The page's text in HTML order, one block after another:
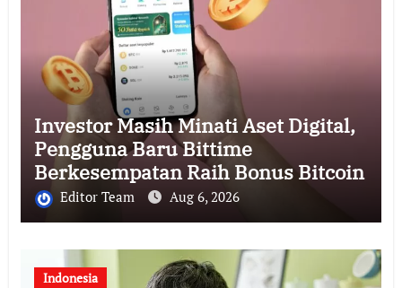
Investor Masih Minati Aset Digital,
Pengguna Baru Bittime
Berkesempatan Raih Bonus Bitcoin
Editor Team Aug 6, 2026
Indonesia